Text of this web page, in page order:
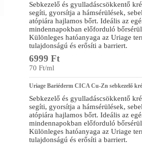
Sebkezelő és gyulladáscsökkentő
segíti, gyorsítja a hámsérülések,
atópiára hajlamos bőrt. Ideális az
mindennapokban előforduló
Különleges hatóanyaga az Uriage
tulajdonságú és erősíti a barriert.
6999 Ft
70 Ft/ml
Uriage Bariéderm CICA Cu-Zn sebkezelő
Sebkezelő és gyulladáscsökkentő
segíti, gyorsítja a hámsérülések,
atópiára hajlamos bőrt. Ideális az
mindennapokban előforduló
Különleges hatóanyaga az Uriage
tulajdonságú és erősíti a barriert.